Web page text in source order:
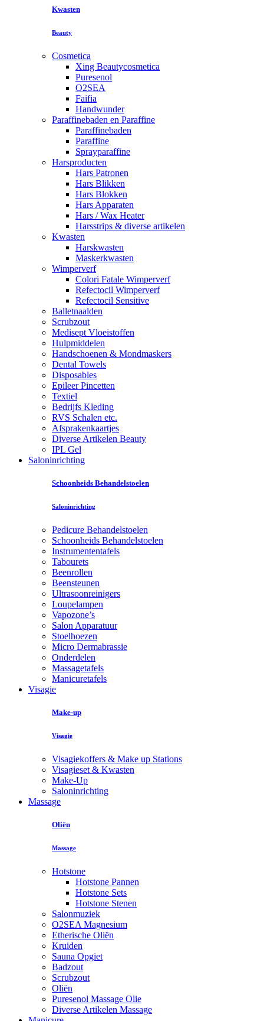
Kwasten
Beauty
Cosmetica
Xing Beautycosmetica
Puresenol
O2SEA
Faifia
Handwunder
Paraffinebaden en Paraffine
Paraffinebaden
Paraffine
Sprayparaffine
Harsproducten
Hars Patronen
Hars Blikken
Hars Blokken
Hars Apparaten
Hars / Wax Heater
Harsstrips & diverse artikelen
Kwasten
Harskwasten
Maskerkwasten
Wimperverf
Colori Fatale Wimperverf
Refectocil Wimperverf
Refectocil Sensitive
Balletnaalden
Scrubzout
Medisept Vloeistoffen
Hulpmiddelen
Handschoenen & Mondmaskers
Dental Towels
Disposables
Epileer Pincetten
Textiel
Bedrijfs Kleding
RVS Schalen etc.
Afsprakenkaartjes
Diverse Artikelen Beauty
IPL Gel
Saloninrichting
Schoonheids Behandelstoelen
Saloninrichting
Pedicure Behandelstoelen
Schoonheids Behandelstoelen
Instrumententafels
Tabourets
Beenrollen
Beensteunen
Ultrasoonreinigers
Loupelampen
Vapozone’s
Salon Apparatuur
Stoelhoezen
Micro Dermabrassie
Onderdelen
Massagetafels
Manicuretafels
Visagie
Make-up
Visagie
Visagiekoffers & Make up Stations
Visagieset & Kwasten
Make-Up
Saloninrichting
Massage
Oliën
Massage
Hotstone
Hotstone Pannen
Hotstone Sets
Hotstone Stenen
Salonmuziek
O2SEA Magnesium
Etherische Oliën
Kruiden
Sauna Opgiet
Badzout
Scrubzout
Oliën
Puresenol Massage Olie
Diverse Artikelen Massage